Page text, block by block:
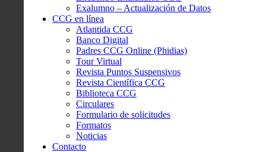
Exalumno – Actualización de Datos
CCG en línea
Atlantida CCG
Banco Digital
Padres CCG Online (Phidias)
Tour Virtual
Revista Puntos Suspensivos
Revista Científica CCG
Biblioteca CCG
Circulares
Formulario de solicitudes
Formatos
Noticias
Contacto